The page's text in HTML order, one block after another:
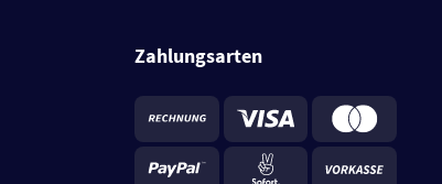
Zahlungsarten